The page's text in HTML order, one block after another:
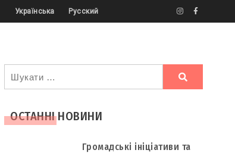
Українська Русский
Ви
шукали
ОСТАННІ НОВИНИ
Громадські ініціативи та